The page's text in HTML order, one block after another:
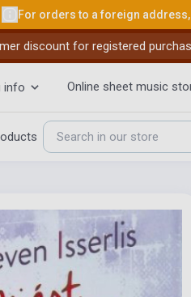
For orders to a foreign
discount for registered
info Online sheet music